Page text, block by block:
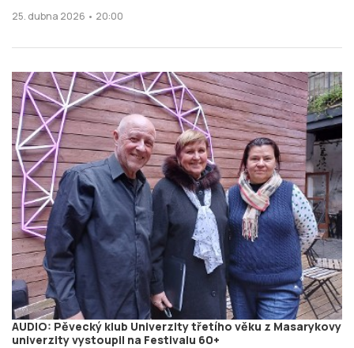
25. dubna 2026 • 20:00
AUDIO: Pěvecký klub Univerzity třetího věku z Masarykovy
univerzity vystoupil na Festivalu 60+